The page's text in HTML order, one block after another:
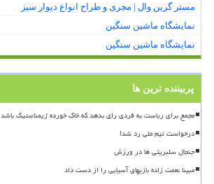
مستر گرین وال | مجری و طراح انواع دیوار سبز
نمایشگاه ماشین سنگین
نمایشگاه ماشین سنگین
پربیننده ترین ها
مجمع برای ریاست به فردی رای بدهد که خاک خورده ژیمناستیک باشد
درخواست تیم ملی رد شد!
جنجال سلبریتی ها در ورزش
مبینا نعمت زاده بازیهای آسیایی را از دست داد